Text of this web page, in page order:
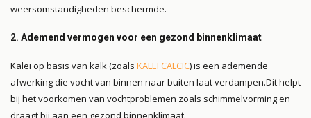
weersomstandigheden beschermde.
2. Ademend vermogen voor een gezond binnenklimaat
Kalei op basis van kalk (zoals KALEI CALCIC) is een ademende
afwerking die vocht van binnen naar buiten laat verdampen.Dit helpt
bij het voorkomen van vochtproblemen zoals schimmelvorming en
draagt bij aan een gezond binnenklimaat.